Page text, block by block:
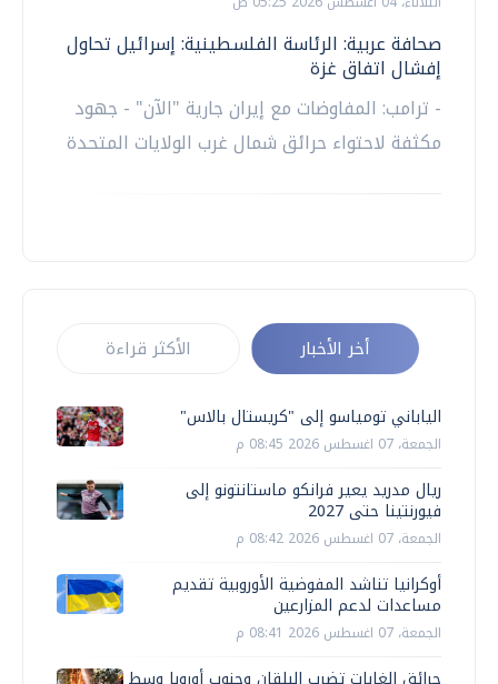
صحافة عربية: الرئاسة الفلسطينية: إسرائيل تحاول
إفشال اتفاق غزة
- ترامب: المفاوضات مع إيران جارية "الآن" - جهود
مكثفة لاحتواء حرائق شمال غرب الولايات المتحدة
أخر الأخبار الأكثر قراءة
الياباني تومياسو إلى "كريستال بالاس"
الجمعة، 07 اغسطس 2026 08:45 م
ريال مدريد يعير فرانكو ماستانتونو إلى
فيورنتينا حتى 2027
الجمعة، 07 اغسطس 2026 08:42 م
أوكرانيا تناشد المفوضية الأوروبية تقديم
مساعدات لدعم المزارعين
الجمعة، 07 اغسطس 2026 08:41 م